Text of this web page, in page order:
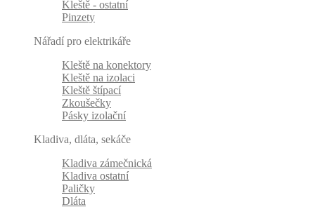
Kleště - ostatní
Pinzety
Nářadí pro elektrikáře
Kleště na konektory
Kleště na izolaci
Kleště štípací
Zkoušečky
Pásky izolační
Kladiva, dláta, sekáče
Kladiva zámečnická
Kladiva ostatní
Paličky
Dláta